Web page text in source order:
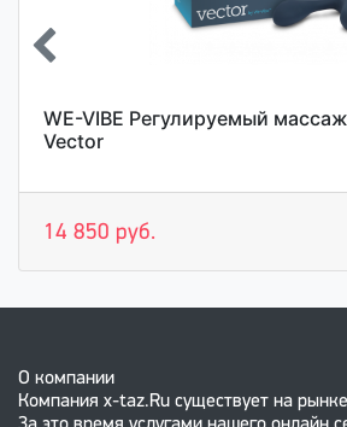
WE-VIBE Регулируемый
Vector
14 850 руб.
О компании
Компания x-taz.Ru существует на